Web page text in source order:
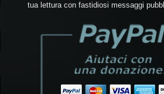
tua lettura con fastidiosi messaggi